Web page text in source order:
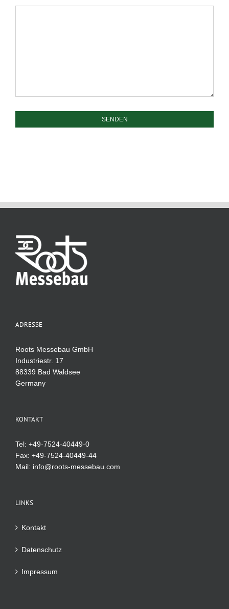
SENDEN
ADRESSE
Roots Messebau GmbH
Industriestr. 17
88339 Bad Waldsee
Germany
KONTAKT
Tel: +49-7524-40449-0
Fax: +49-7524-40449-44
Mail: info@roots-messebau.com
LINKS
Kontakt
Datenschutz
Impressum